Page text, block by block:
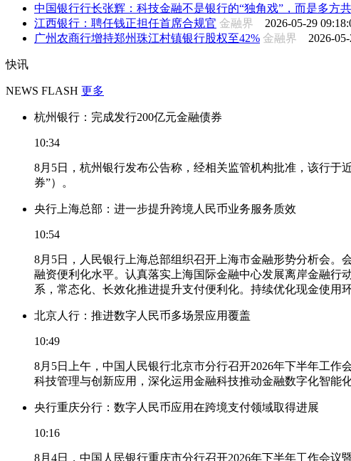
中国银行行长张辉：科技金融不是银行的“独角戏”，而是多方
江西银行：聘任钱正担任首席合规官 金融界 2026-05-29
广州农商行增持郑州珠江村镇银行股权至42% 金融界 2026-
快讯
NEWS FLASH 更多
杭州银行：完成发行200亿元金融债券
10:34
8月5日，杭州银行发布公告称，经相关监管机构批准，该行于
券”）。
央行上海总部：进一步提升跨境人民币业务服务质效
10:54
8月5日，人民银行上海总部组织召开上海市金融形势分析会
融资便利化水平。认真落实上海国际金融中心发展离岸金融
系，常态化、长效化推进提升支付便利化。持续优化现金使
北京人行：推进数字人民币多场景应用覆盖
10:49
8月5日上午，中国人民银行北京市分行召开2026年下半年工
科技管理与创新应用，深化运用金融科技推动金融数字化智能
央行重庆分行：数字人民币应用在跨境支付领域取得进展
10:16
8月4日，中国人民银行重庆市分行召开2026年下半年工作会议